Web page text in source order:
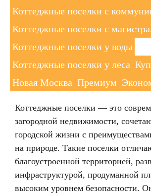
Коттеджные поселки с
Коттеджные поселки с
Коттеджные поселки у воды
Коттеджные поселки у леса
Новая Москва Премиум
Коттеджные поселки — это
загородной недвижимости,
городской жизни с
на природе. Такие поселки
благоустроенной территорией,
инфраструктурой, продуманной
высоким уровнем безопасности.